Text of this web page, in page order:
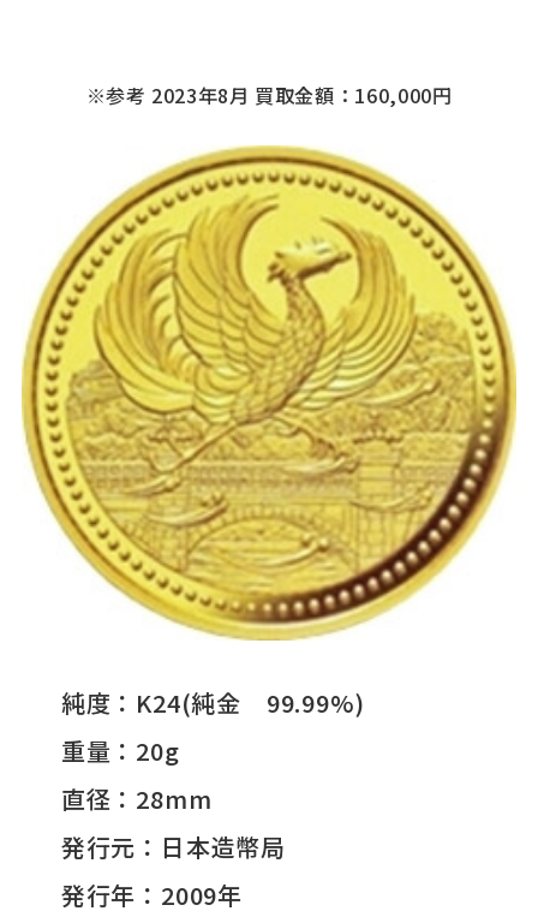
※参考 2023年8月 買取金額：160,000円
純度：K24(純金 99.99%)
重量：20g
直径：28mm
発行元：日本造幣局
発行年：2009年